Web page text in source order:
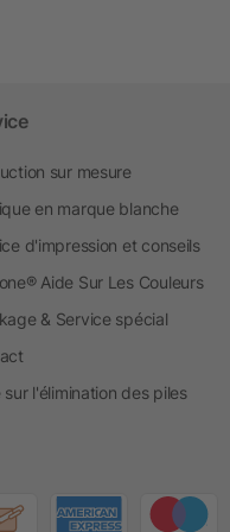
sur mesure
en marque blanche
d'impression et conseils
Aide Sur Les Couleurs
& Service spécial
l'élimination des piles